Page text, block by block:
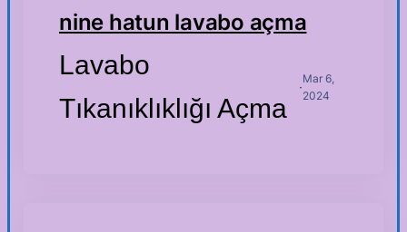
nine hatun lavabo açma
Lavabo
Tıkanıklıklığı Açma
·
Mar 6,
2024